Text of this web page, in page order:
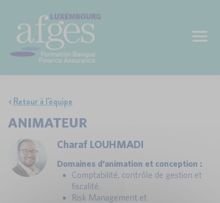
Retour à l'équipe
ANIMATEUR
Charaf LOUHMADI
Domaines d’animation et conception :
Comptabilité, contrôle de gestion et
fiscalité.
Risk Management et